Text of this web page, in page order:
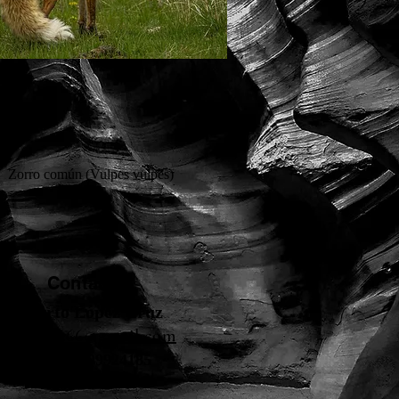
Quick View
Zorro común (Vulpes vulpes)
Contacto
Roberto López Cruz
robertolc66@gmail.com